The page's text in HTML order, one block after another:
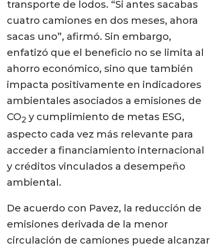
transporte de lodos. “Si antes sacabas
cuatro camiones en dos meses, ahora
sacas uno”, afirmó. Sin embargo,
enfatizó que el beneficio no se limita al
ahorro económico, sino que también
impacta positivamente en indicadores
ambientales asociados a emisiones de
CO2 y cumplimiento de metas ESG,
aspecto cada vez más relevante para
acceder a financiamiento internacional
y créditos vinculados a desempeño
ambiental.
De acuerdo con Pavez, la reducción de
emisiones derivada de la menor
circulación de camiones puede alcanzar